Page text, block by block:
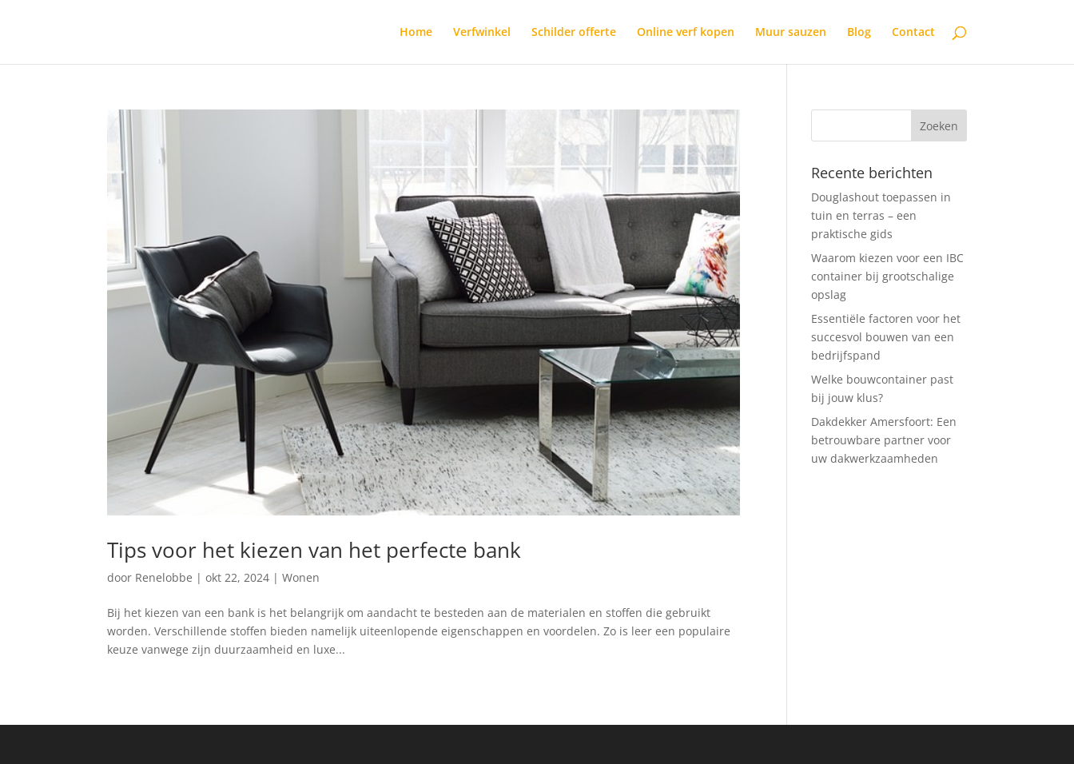
Home Verfwinkel Schilder offerte Online verf kopen Muur sauzen Blog Contact
Tips voor het kiezen van het perfecte bank
door Renelobbe |okt 22, 2024 |Wonen
Bij het kiezen van een bank is het belangrijk om aandacht te besteden aan de materialen en stoffen die gebruikt
worden. Verschillende stoffen bieden namelijk uiteenlopende eigenschappen en voordelen. Zo is leer een populaire
keuze vanwege zijn duurzaamheid en luxe...
Recente berichten
Douglashout toepassen in
tuin en terras – een
praktische gids
Waarom kiezen voor een IBC
container bij grootschalige
opslag
Essentiële factoren voor het
succesvol bouwen van een
bedrijfspand
Welke bouwcontainer past
bij jouw klus?
Dakdekker Amersfoort: Een
betrouwbare partner voor
uw dakwerkzaamheden